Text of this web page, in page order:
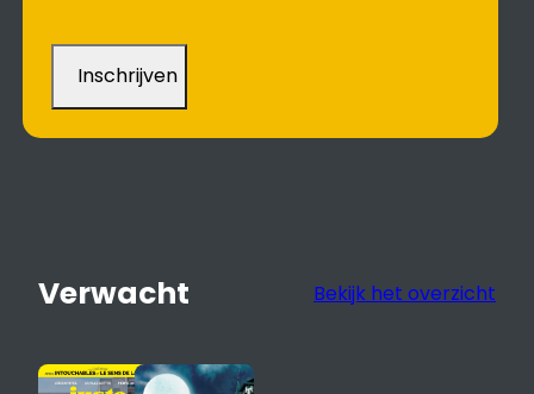
Verwacht Bekijk het overzicht